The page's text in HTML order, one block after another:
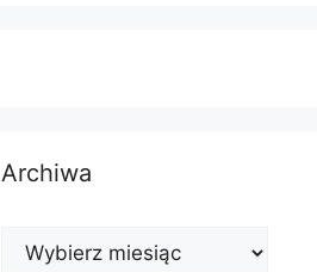
Archiwa
Archiwa